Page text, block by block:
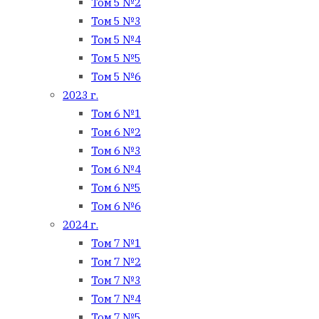
Том 5 №2
Том 5 №3
Том 5 №4
Том 5 №5
Том 5 №6
2023 г.
Том 6 №1
Том 6 №2
Том 6 №3
Том 6 №4
Том 6 №5
Том 6 №6
2024 г.
Том 7 №1
Том 7 №2
Том 7 №3
Том 7 №4